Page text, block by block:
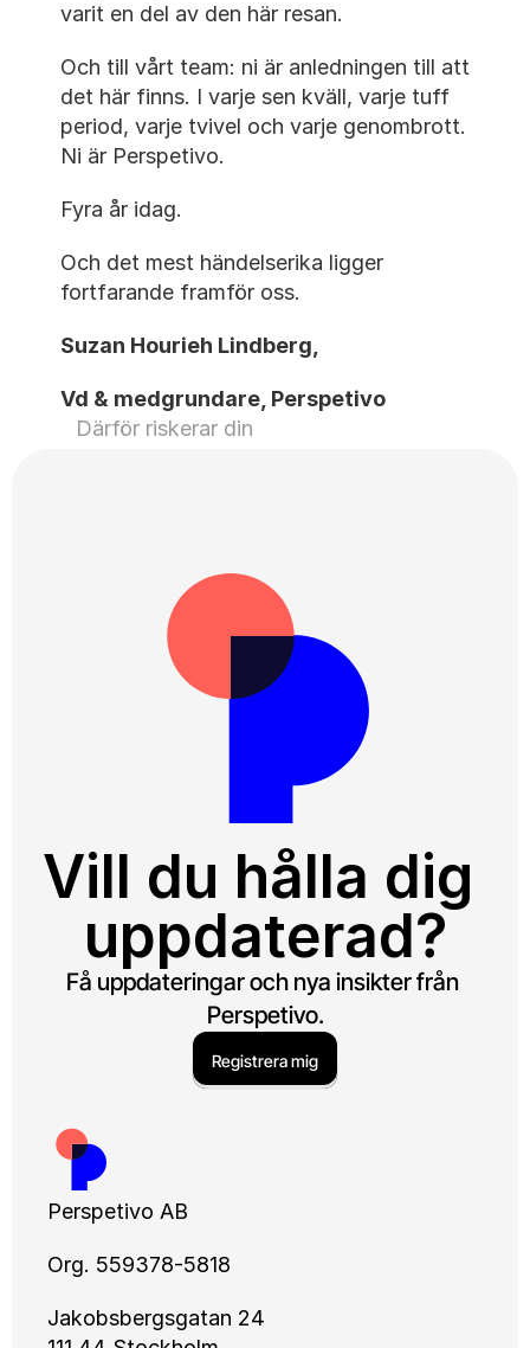
varit en del av den här resan.
Och till vårt team: ni är anledningen till att
det här finns. I varje sen kväll, varje tuff
period, varje tvivel och varje genombrott.
Ni är Perspetivo.
Fyra år idag.
Och det mest händelserika ligger
fortfarande framför oss.
Suzan Hourieh Lindberg,
Vd & medgrundare, Perspetivo
Därför riskerar din
Vill du hålla dig
uppdaterad?
Få uppdateringar och nya insikter från
Perspetivo.
Registrera mig
Perspetivo AB
Org. 559378-5818
Jakobsbergsgatan 24